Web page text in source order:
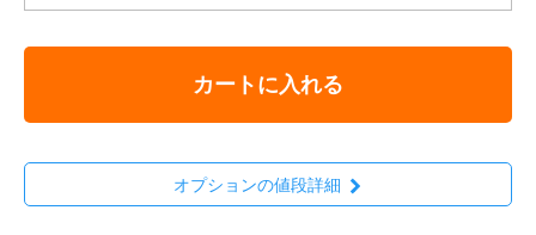
カートに入れる
オプションの値段詳細